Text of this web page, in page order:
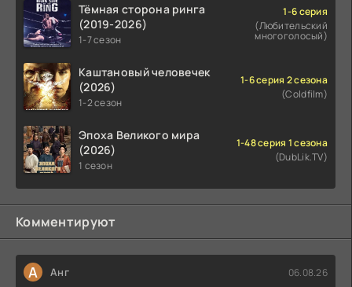
Тёмная сторона ринга
(2019-2026)
1-7 сезон
1-6 серия
(Любительский
многоголосый)
Каштановый человечек
(2026)
1-2 сезон
1-6 серия 2 сезона
(Coldfilm)
Эпоха Великого мира
(2026)
1 сезон
1-48 серия 1 сезона
(DubLik.TV)
Комментируют
А Анг 06.08.26